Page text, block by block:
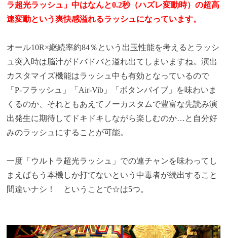
ラ超光ラッシュ」中はなんと0.2秒（ハズレ変動時）の超高
速変動という爽快感溢れるラッシュになっています。
オール10R×継続率約84％という出玉性能を考えるとラッシ
ュ突入時は脳汁がドバドバと溢れ出てしまいますね。演出
カスタマイズ機能はラッシュ中も有効となっているので
「P-フラッシュ」「Air-Vib」「ボタンバイブ」を味わいま
くるのか、それともあえてノーカスタムで豊富な先読み演
出発生に期待してドキドキしながら楽しむのか…と自分好
みのラッシュにすることが可能。
一度「ウルトラ超光ラッシュ」での連チャンを味わってし
まえばもう本機しか打てないという中毒者が続出すること
間違いナシ！ ということで☆は5つ。